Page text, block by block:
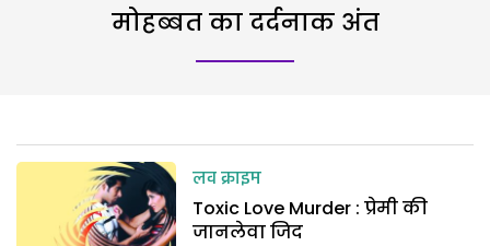
मोहब्बत का दर्दनाक अंत
लव क्राइम
Toxic Love Murder : प्रेमी की
जानलेवा जिद